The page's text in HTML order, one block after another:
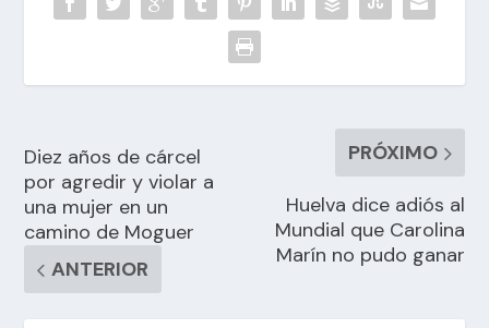
Diez años de cárcel
por agredir y violar a
una mujer en un
camino de Moguer
ANTERIOR
PRÓXIMO
Huelva dice adiós al
Mundial que Carolina
Marín no pudo ganar